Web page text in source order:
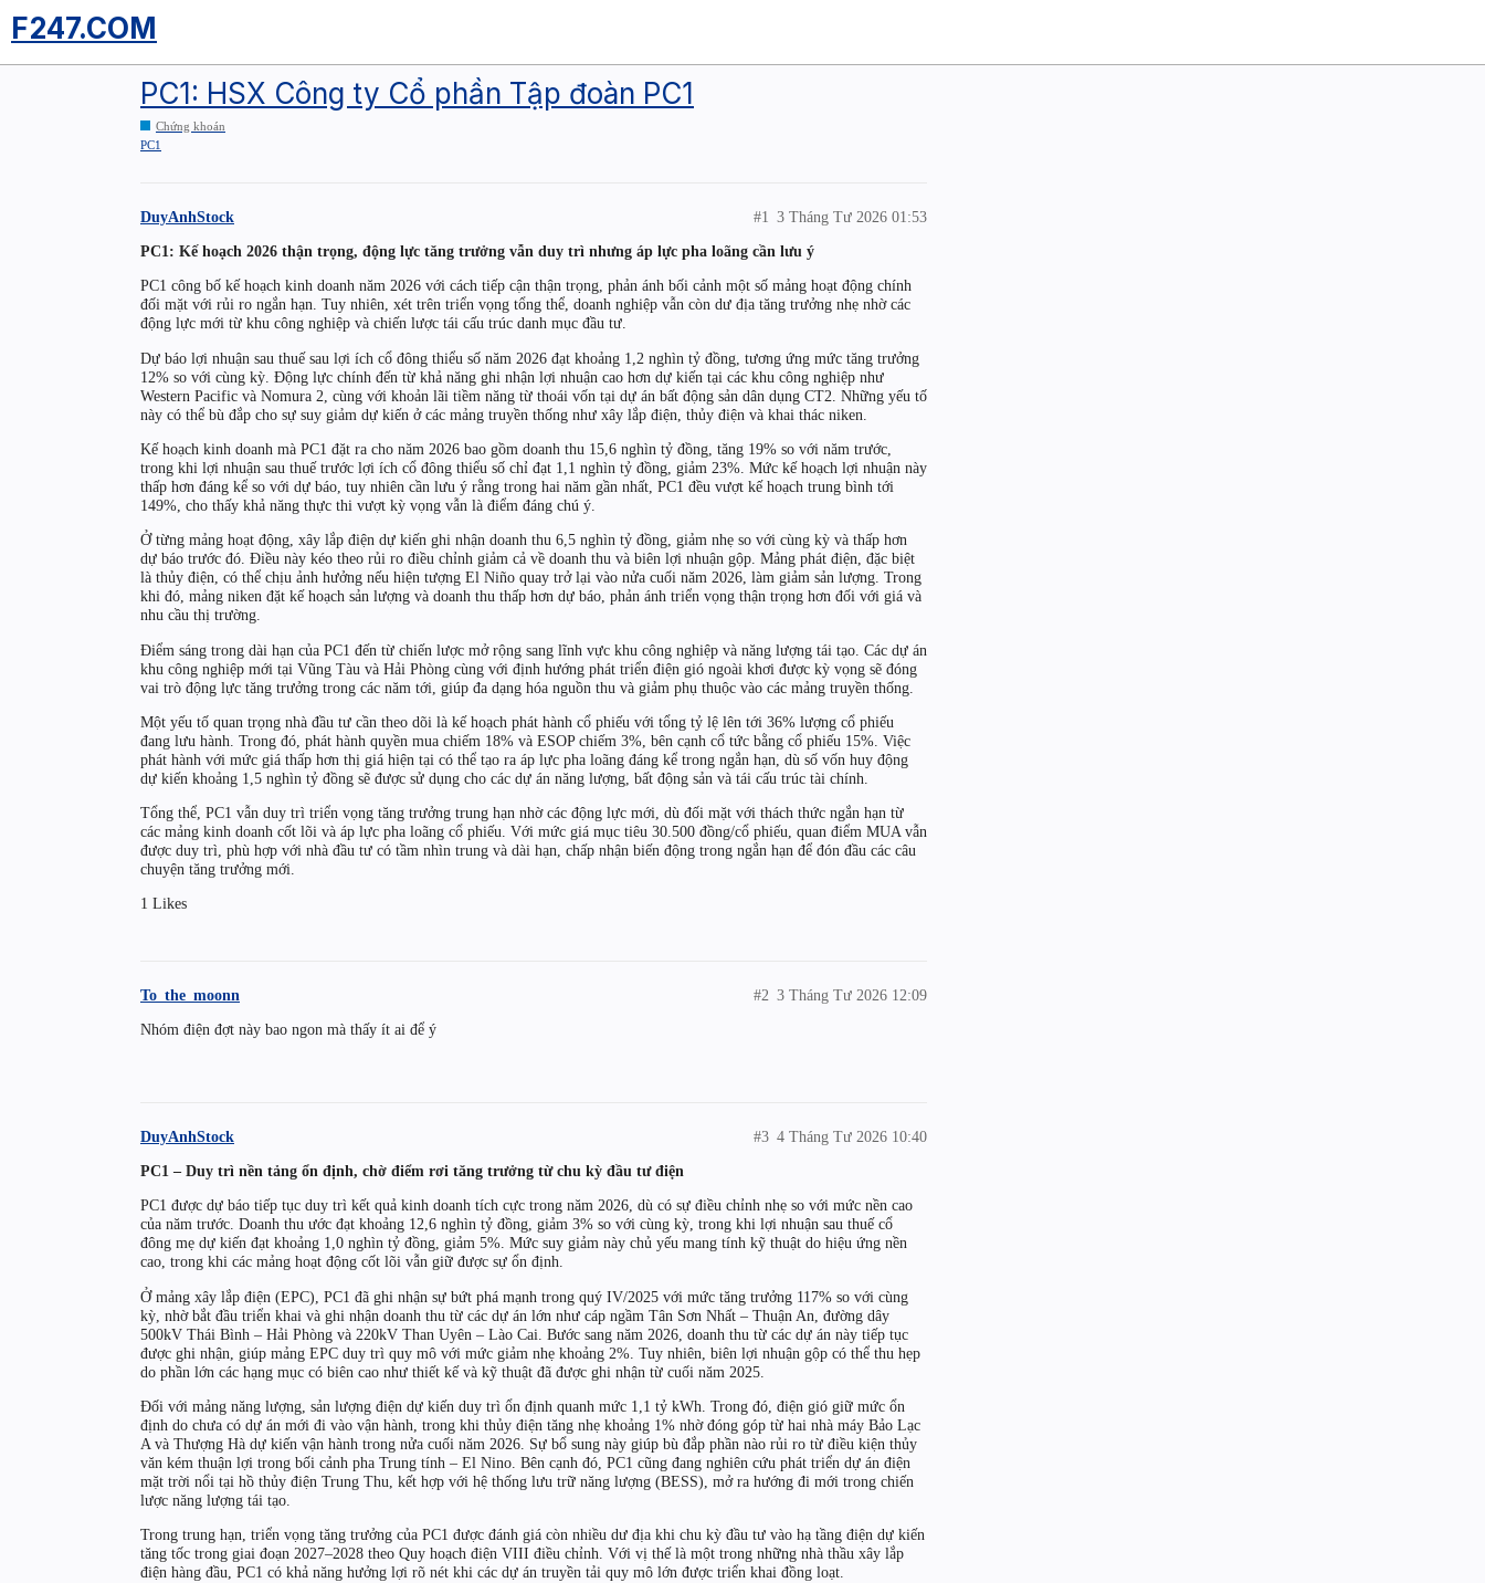
F247.COM
PC1: HSX Công ty Cổ phần Tập đoàn PC1
Chứng khoán
PC1
DuyAnhStock 3 Tháng Tư 2026 01:53
#1
PC1: Kế hoạch 2026 thận trọng, động lực tăng trưởng vẫn duy trì nhưng áp lực pha loãng cần lưu ý
PC1 công bố kế hoạch kinh doanh năm 2026 với cách tiếp cận thận trọng, phản ánh bối cảnh một số mảng hoạt động chính
đối mặt với rủi ro ngắn hạn. Tuy nhiên, xét trên triển vọng tổng thể, doanh nghiệp vẫn còn dư địa tăng trưởng nhẹ nhờ các
động lực mới từ khu công nghiệp và chiến lược tái cấu trúc danh mục đầu tư.
Dự báo lợi nhuận sau thuế sau lợi ích cổ đông thiểu số năm 2026 đạt khoảng 1,2 nghìn tỷ đồng, tương ứng mức tăng trưởng
12% so với cùng kỳ. Động lực chính đến từ khả năng ghi nhận lợi nhuận cao hơn dự kiến tại các khu công nghiệp như
Western Pacific và Nomura 2, cùng với khoản lãi tiềm năng từ thoái vốn tại dự án bất động sản dân dụng CT2. Những yếu tố
này có thể bù đắp cho sự suy giảm dự kiến ở các mảng truyền thống như xây lắp điện, thủy điện và khai thác niken.
Kế hoạch kinh doanh mà PC1 đặt ra cho năm 2026 bao gồm doanh thu 15,6 nghìn tỷ đồng, tăng 19% so với năm trước,
trong khi lợi nhuận sau thuế trước lợi ích cổ đông thiểu số chỉ đạt 1,1 nghìn tỷ đồng, giảm 23%. Mức kế hoạch lợi nhuận này
thấp hơn đáng kể so với dự báo, tuy nhiên cần lưu ý rằng trong hai năm gần nhất, PC1 đều vượt kế hoạch trung bình tới
149%, cho thấy khả năng thực thi vượt kỳ vọng vẫn là điểm đáng chú ý.
Ở từng mảng hoạt động, xây lắp điện dự kiến ghi nhận doanh thu 6,5 nghìn tỷ đồng, giảm nhẹ so với cùng kỳ và thấp hơn
dự báo trước đó. Điều này kéo theo rủi ro điều chỉnh giảm cả về doanh thu và biên lợi nhuận gộp. Mảng phát điện, đặc biệt
là thủy điện, có thể chịu ảnh hưởng nếu hiện tượng El Niño quay trở lại vào nửa cuối năm 2026, làm giảm sản lượng. Trong
khi đó, mảng niken đặt kế hoạch sản lượng và doanh thu thấp hơn dự báo, phản ánh triển vọng thận trọng hơn đối với giá và
nhu cầu thị trường.
Điểm sáng trong dài hạn của PC1 đến từ chiến lược mở rộng sang lĩnh vực khu công nghiệp và năng lượng tái tạo. Các dự án
khu công nghiệp mới tại Vũng Tàu và Hải Phòng cùng với định hướng phát triển điện gió ngoài khơi được kỳ vọng sẽ đóng
vai trò động lực tăng trưởng trong các năm tới, giúp đa dạng hóa nguồn thu và giảm phụ thuộc vào các mảng truyền thống.
Một yếu tố quan trọng nhà đầu tư cần theo dõi là kế hoạch phát hành cổ phiếu với tổng tỷ lệ lên tới 36% lượng cổ phiếu
đang lưu hành. Trong đó, phát hành quyền mua chiếm 18% và ESOP chiếm 3%, bên cạnh cổ tức bằng cổ phiếu 15%. Việc
phát hành với mức giá thấp hơn thị giá hiện tại có thể tạo ra áp lực pha loãng đáng kể trong ngắn hạn, dù số vốn huy động
dự kiến khoảng 1,5 nghìn tỷ đồng sẽ được sử dụng cho các dự án năng lượng, bất động sản và tái cấu trúc tài chính.
Tổng thể, PC1 vẫn duy trì triển vọng tăng trưởng trung hạn nhờ các động lực mới, dù đối mặt với thách thức ngắn hạn từ
các mảng kinh doanh cốt lõi và áp lực pha loãng cổ phiếu. Với mức giá mục tiêu 30.500 đồng/cổ phiếu, quan điểm MUA vẫn
được duy trì, phù hợp với nhà đầu tư có tầm nhìn trung và dài hạn, chấp nhận biến động trong ngắn hạn để đón đầu các câu
chuyện tăng trưởng mới.
1 Likes
To_the_moonn 3 Tháng Tư 2026 12:09
#2
Nhóm điện đợt này bao ngon mà thấy ít ai để ý
DuyAnhStock 4 Tháng Tư 2026 10:40
#3
PC1 – Duy trì nền tảng ổn định, chờ điểm rơi tăng trưởng từ chu kỳ đầu tư điện
PC1 được dự báo tiếp tục duy trì kết quả kinh doanh tích cực trong năm 2026, dù có sự điều chỉnh nhẹ so với mức nền cao
của năm trước. Doanh thu ước đạt khoảng 12,6 nghìn tỷ đồng, giảm 3% so với cùng kỳ, trong khi lợi nhuận sau thuế cổ
đông mẹ dự kiến đạt khoảng 1,0 nghìn tỷ đồng, giảm 5%. Mức suy giảm này chủ yếu mang tính kỹ thuật do hiệu ứng nền
cao, trong khi các mảng hoạt động cốt lõi vẫn giữ được sự ổn định.
Ở mảng xây lắp điện (EPC), PC1 đã ghi nhận sự bứt phá mạnh trong quý IV/2025 với mức tăng trưởng 117% so với cùng
kỳ, nhờ bắt đầu triển khai và ghi nhận doanh thu từ các dự án lớn như cáp ngầm Tân Sơn Nhất – Thuận An, đường dây
500kV Thái Bình – Hải Phòng và 220kV Than Uyên – Lào Cai. Bước sang năm 2026, doanh thu từ các dự án này tiếp tục
được ghi nhận, giúp mảng EPC duy trì quy mô với mức giảm nhẹ khoảng 2%. Tuy nhiên, biên lợi nhuận gộp có thể thu hẹp
do phần lớn các hạng mục có biên cao như thiết kế và kỹ thuật đã được ghi nhận từ cuối năm 2025.
Đối với mảng năng lượng, sản lượng điện dự kiến duy trì ổn định quanh mức 1,1 tỷ kWh. Trong đó, điện gió giữ mức ổn
định do chưa có dự án mới đi vào vận hành, trong khi thủy điện tăng nhẹ khoảng 1% nhờ đóng góp từ hai nhà máy Bảo Lạc
A và Thượng Hà dự kiến vận hành trong nửa cuối năm 2026. Sự bổ sung này giúp bù đắp phần nào rủi ro từ điều kiện thủy
văn kém thuận lợi trong bối cảnh pha Trung tính – El Nino. Bên cạnh đó, PC1 cũng đang nghiên cứu phát triển dự án điện
mặt trời nổi tại hồ thủy điện Trung Thu, kết hợp với hệ thống lưu trữ năng lượng (BESS), mở ra hướng đi mới trong chiến
lược năng lượng tái tạo.
Trong trung hạn, triển vọng tăng trưởng của PC1 được đánh giá còn nhiều dư địa khi chu kỳ đầu tư vào hạ tầng điện dự kiến
tăng tốc trong giai đoạn 2027–2028 theo Quy hoạch điện VIII điều chỉnh. Với vị thế là một trong những nhà thầu xây lắp
điện hàng đầu, PC1 có khả năng hưởng lợi rõ nét khi các dự án truyền tải quy mô lớn được triển khai đồng loạt.